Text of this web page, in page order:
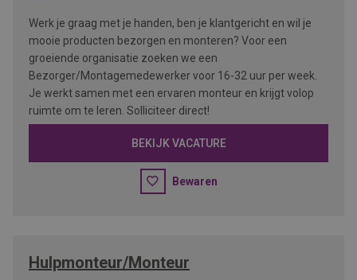
Werk je graag met je handen, ben je klantgericht en wil je
mooie producten bezorgen en monteren? Voor een
groeiende organisatie zoeken we een
Bezorger/Montagemedewerker voor 16-32 uur per week.
Je werkt samen met een ervaren monteur en krijgt volop
ruimte om te leren. Solliciteer direct!
BEKIJK VACATURE
Bewaren
Hulpmonteur/Monteur